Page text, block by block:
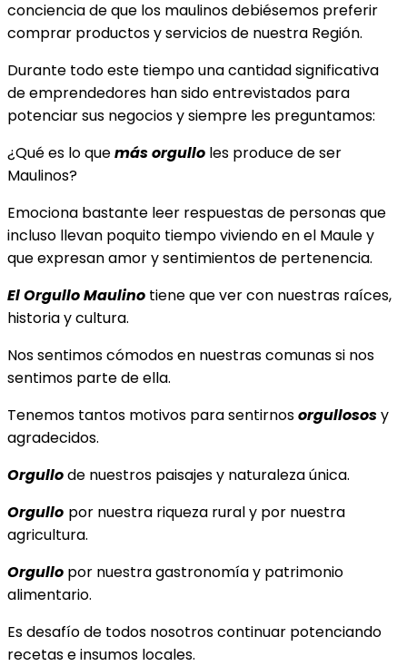
conciencia de que los maulinos debiésemos preferir
comprar productos y servicios de nuestra Región.
Durante todo este tiempo una cantidad significativa
de emprendedores han sido entrevistados para
potenciar sus negocios y siempre les preguntamos:
¿Qué es lo quemás orgullo les produce de ser
Maulinos?
Emociona bastante leer respuestas de personas que
incluso llevan poquito tiempo viviendo en el Maule y
que expresan amor y sentimientos de pertenencia.
El Orgullo Maulino tiene que ver con nuestras raíces,
historia y cultura.
Nos sentimos cómodos en nuestras comunas si nos
sentimos parte de ella.
Tenemos tantos motivos para sentirnosorgullososy
agradecidos.
Orgullode nuestros paisajes y naturaleza única.
Orgullo por nuestra riqueza rural y por nuestra
agricultura.
Orgullo por nuestra gastronomía y patrimonio
alimentario.
Es desafío de todos nosotros continuar potenciando
recetas e insumos locales.